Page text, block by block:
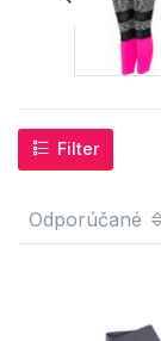
Filter
Odporúčané